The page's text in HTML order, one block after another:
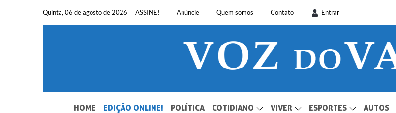
Quinta, 06 de agosto de 2026 ASSINE! Anúncie Quem somos Contato Entrar
SEU JORNAL, SUA VOZ. DESDE 1948.
HOME EDIÇÃO ONLINE! POLÍTICA COTIDIANO VIVER ESPORTES AUTOS